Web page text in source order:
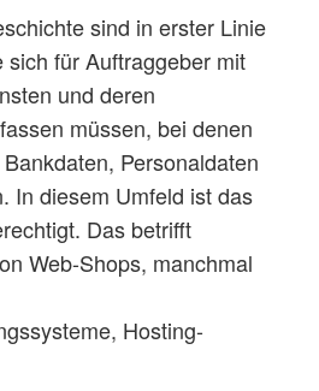
sind in erster Linie
sich für Auftraggeber mit
und deren
müssen, bei denen
Personaldaten
In diesem Umfeld ist das
Das betrifft
Web-Shops, manchmal
Hosting-